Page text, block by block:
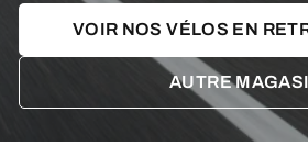
VOIR NOS VÉLOS EN
AUTRE